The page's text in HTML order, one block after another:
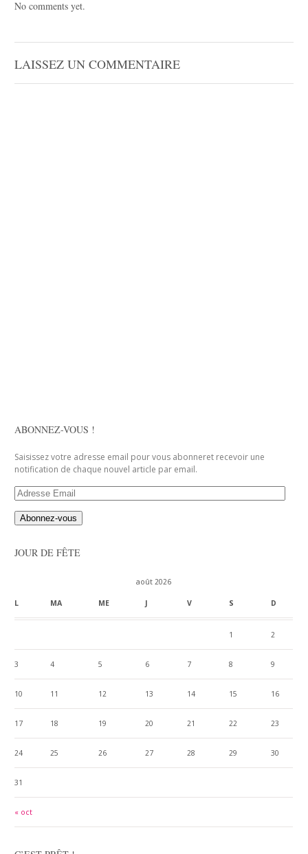
No comments yet.
LAISSEZ UN COMMENTAIRE
ABONNEZ-VOUS !
Saisissez votre adresse email pour vous abonneret recevoir une
notification de chaque nouvel article par email.
Adresse
Email
JOUR DE FÊTE
août 2026
L MA ME J V S D
« oct
1 2
3 4 5 6 7 8 9
10 11 12 13 14 15 16
17 18 19 20 21 22 23
24 25 26 27 28 29 30
31